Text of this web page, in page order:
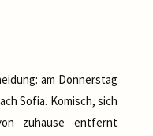
am Donnerstag
Sofia. Komisch, sich
zuhause entfernt